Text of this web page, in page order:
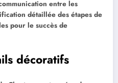
entre les
détaillée des étapes de
pour le succès de
décoratifs